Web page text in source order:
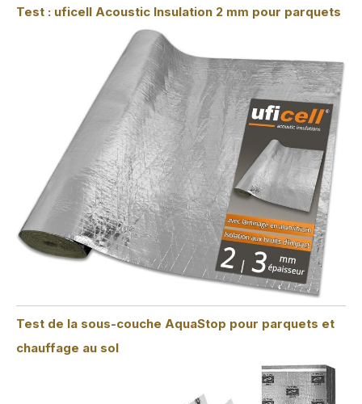
Test : uficell Acoustic Insulation 2 mm pour parquets
Test de la sous-couche AquaStop pour parquets et
chauffage au sol